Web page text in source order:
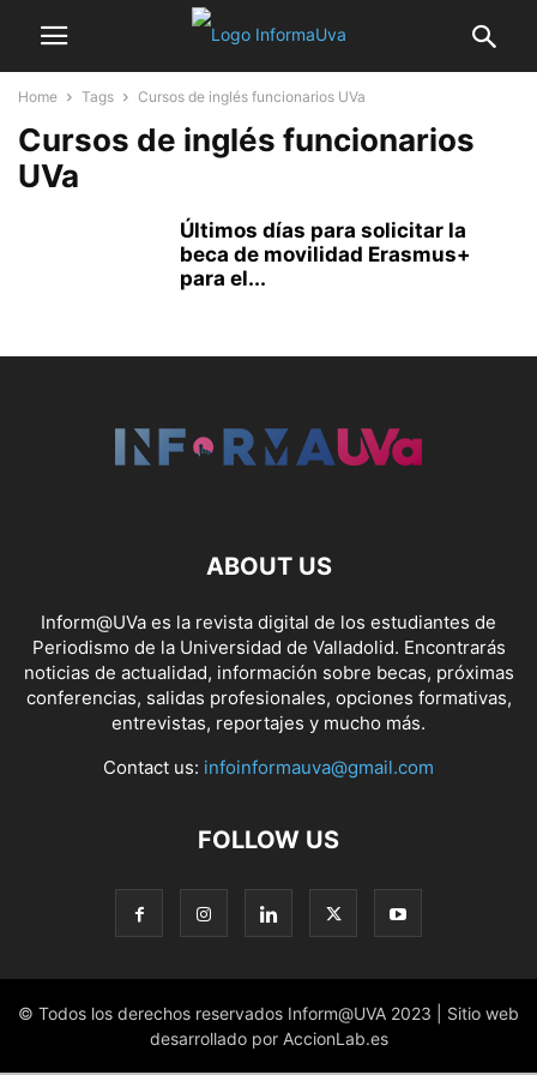
Home Tags Cursos de inglés funcionarios UVa
Cursos de inglés funcionarios
UVa
Últimos días para solicitar la
beca de movilidad Erasmus+
para el...
ABOUT US
Inform@UVa es la revista digital de los estudiantes de
Periodismo de la Universidad de Valladolid. Encontrarás
noticias de actualidad, información sobre becas, próximas
conferencias, salidas profesionales, opciones formativas,
entrevistas, reportajes y mucho más.
Contact us: infoinformauva@gmail.com
FOLLOW US
© Todos los derechos reservados Inform@UVA 2023 | Sitio web
desarrollado por AccionLab.es